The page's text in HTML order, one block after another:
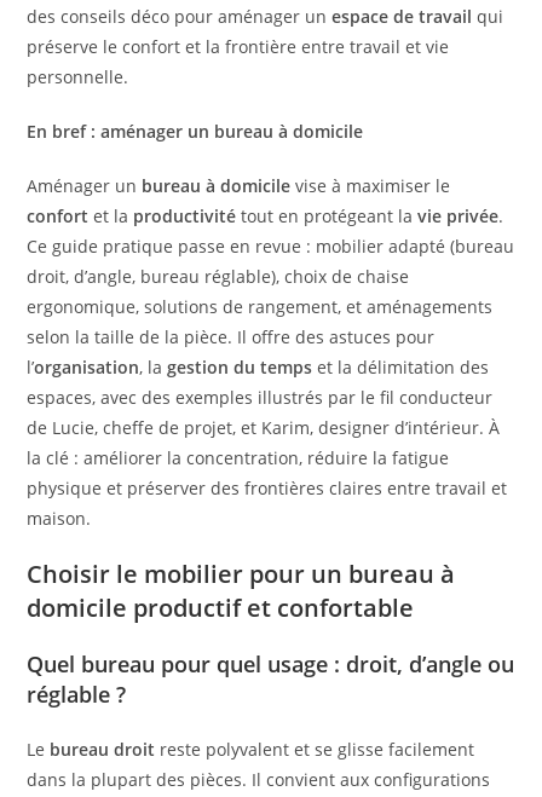
des conseils déco pour aménager unespace de travail qui
préserve le confort et la frontière entre travail et vie
personnelle.
En bref : aménager un bureau à domicile
Aménager un bureau à domicile vise à maximiser le
confort et la productivité tout en protégeant lavie privée.
Ce guide pratique passe en revue : mobilier adapté (bureau
droit, d’angle, bureau réglable), choix de chaise
ergonomique, solutions de rangement, et aménagements
selon la taille de la pièce. Il offre des astuces pour
l’organisation, lagestion du temps et la délimitation des
espaces, avec des exemples illustrés par le fil conducteur
de Lucie, cheffe de projet, et Karim, designer d’intérieur. À
la clé : améliorer la concentration, réduire la fatigue
physique et préserver des frontières claires entre travail et
maison.
Choisir le mobilier pour un bureau à
domicile productif et confortable
Quel bureau pour quel usage : droit, d’angle ou
réglable ?
Le bureau droit reste polyvalent et se glisse facilement
dans la plupart des pièces. Il convient aux configurations